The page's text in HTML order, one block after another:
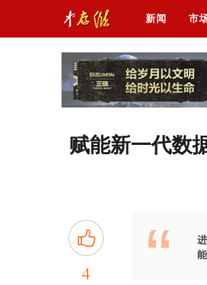
新闻 市
赋能新一代数
4